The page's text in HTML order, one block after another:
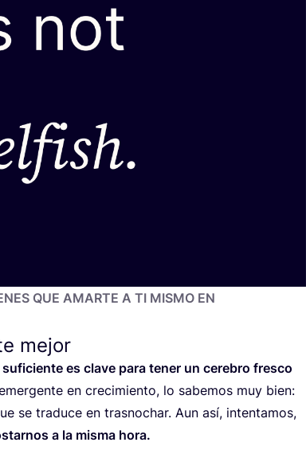
QUE AMAR­TE A TI MIS­MO EN
mejor
es cla­ve para tener un cere­bro fres­co
en cre­ci­mien­to, lo sabe­mos muy bien:
se tra­du­ce en tras­no­char. Aun así, inten­ta­mos,
a la mis­ma hora.